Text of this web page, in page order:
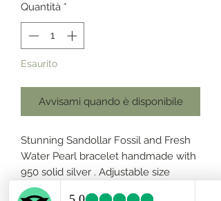
Quantità *
Esaurito
Avvisami quando è disponibile
Stunning Sandollar Fossil and Fresh
Water Pearl bracelet handmade with
950 solid silver . Adjustable size
length from 6” to 7.5”.